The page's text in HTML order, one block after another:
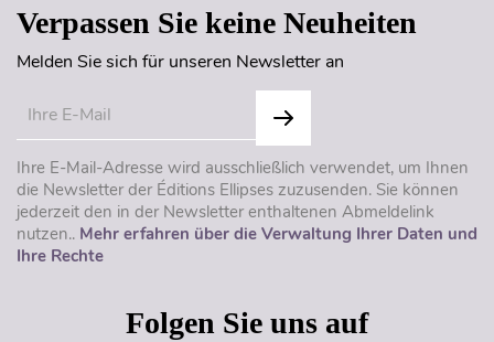
Verpassen Sie keine Neuheiten
Melden Sie sich für unseren Newsletter an
Ihre E-Mail-Adresse wird ausschließlich verwendet, um Ihnen
die Newsletter der Éditions Ellipses zuzusenden. Sie können
jederzeit den in der Newsletter enthaltenen Abmeldelink
nutzen.. Mehr erfahren über die Verwaltung Ihrer Daten und
Ihre Rechte
Folgen Sie uns auf